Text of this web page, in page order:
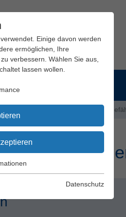
und Seminare
§ 8
Grundsätze
Einige davon werden
ermöglichen, Ihre
verbessern. Wählen Sie aus,
lassen wollen.
Funktionen derDatenschutz